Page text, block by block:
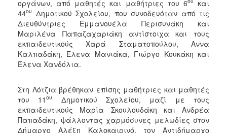
οργάνων, από μαθητές και μαθήτριες του 6
και
44ου Δημοτικού Σχολείου, που συνοδευόταν από τις
Διευθύντριες Εμμανουέλα Περισυνάκη και
Μαριλένα Παπαζαχαριάκη αντίστοιχα και τους
εκπαιδευτικούς Χαρά Σταματοπούλου, Αννα
Καλπαδάκη, Έλενα Μανιάκα, Γιώργο Κουκάκη και
Έλενα Χανδόλια.
Στη Λότζια βρέθηκαν επίσης μαθήτριες και μαθητές
του 11ου
Δημοτικού Σχολείου, μαζί με τους
εκπαιδευτικούς Μαρία Σκουλουδάκη και Ανδρέα
Παπαδάκη, ψάλλοντας χαρμόσυνες μελωδίες στον
Δήμαρχο Αλέξη Καλοκαιρινό, τον Αντιδήμαρχο